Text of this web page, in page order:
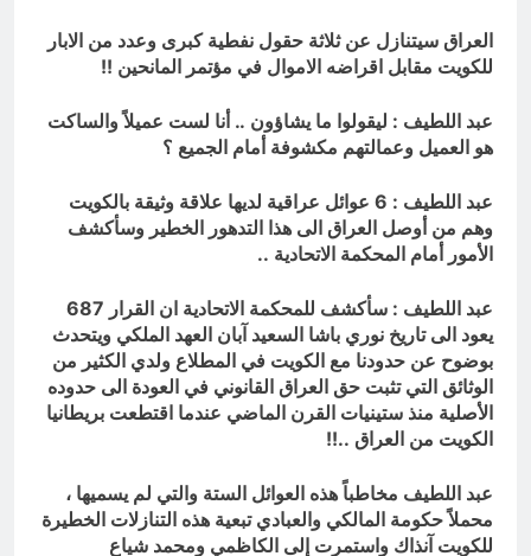
العراق سيتنازل عن ثلاثة حقول نفطية كبرى وعدد من الابار
للكويت مقابل اقراضه الاموال في مؤتمر المانحين !!
عبد اللطيف : ليقولوا ما يشاؤون .. أنا لست عميلاً والساكت
هو العميل وعمالتهم مكشوفة أمام الجميع ؟
عبد اللطيف : 6 عوائل عراقية لديها علاقة وثيقة بالكويت
وهم من أوصل العراق الى هذا التدهور الخطير وسأكشف
الأمور أمام المحكمة الاتحادية ..
عبد اللطيف : سأكشف للمحكمة الاتحادية ان القرار 687
يعود الى تاريخ نوري باشا السعيد آبان العهد الملكي ويتحدث
بوضوح عن حدودنا مع الكويت في المطلاع ولدي الكثير من
الوثائق التي تثبت حق العراق القانوني في العودة الى حدوده
الأصلية منذ ستينيات القرن الماضي عندما اقتطعت بريطانيا
الكويت من العراق ..!!
عبد اللطيف مخاطباً هذه العوائل الستة والتي لم يسميها ،
محملاً حكومة المالكي والعبادي تبعية هذه التنازلات الخطيرة
للكويت آنذاك واستمرت إلى الكاظمي ومحمد شياع